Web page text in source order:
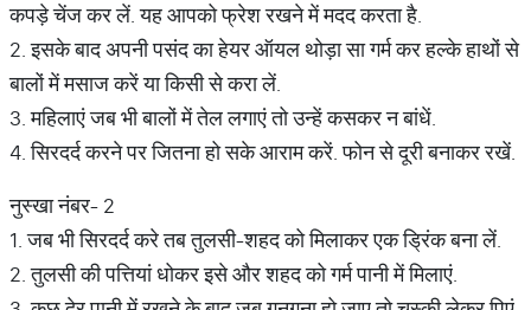
कपड़े चेंज कर लें. यह आपको फ्रेश रखने में मदद करता है.
2. इसके बाद अपनी पसंद का हेयर ऑयल थोड़ा सा गर्म कर हल्के हाथों से
बालों में मसाज करें या किसी से करा लें.
3. महिलाएं जब भी बालों में तेल लगाएं तो उन्हें कसकर न बांधें.
4. सिरदर्द करने पर जितना हो सके आराम करें. फोन से दूरी बनाकर रखें.
नुस्खा नंबर- 2
1. जब भी सिरदर्द करे तब तुलसी-शहद को मिलाकर एक ड्रिंक बना लें.
2. तुलसी की पत्तियां धोकर इसे और शहद को गर्म पानी में मिलाएं.